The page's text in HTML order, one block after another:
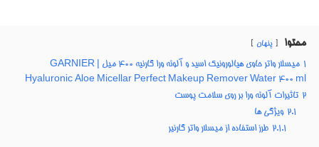
محتوا پنهان
1
میسلار واتر حاوی هیالورونیک اسید و آلوئه ورا گارنیه ۴۰۰ میل | GARNIER
Hyaluronic Aloe Micellar Perfect Makeup Remover Water 400 ml
2 تاثیرات آلوئه ورا بر روی سلامت پوست
2.1 ویژگی ها
2.1.1 طرز استفاده از میسلار واتر گارنیر